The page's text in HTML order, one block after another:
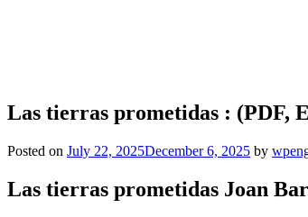
Las tierras prometidas : (PDF,
Posted on July 22, 2025December 6, 2025 by
Las tierras prometidas Joan